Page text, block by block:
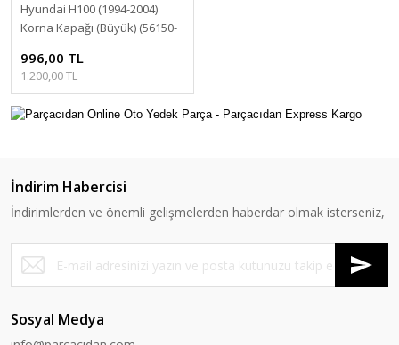
Hyundai H100 (1994-2004)
Korna Kapağı (Büyük) (56150-
996,00 TL
1.200,00 TL
İndirim Habercisi
İndirimlerden ve önemli gelişmelerden haberdar olmak isterseniz,
Sosyal Medya